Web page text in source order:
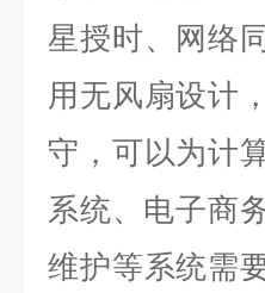
星授时、网络
用无风扇设计
守，可以为计
系统、电子商
维护等系统需